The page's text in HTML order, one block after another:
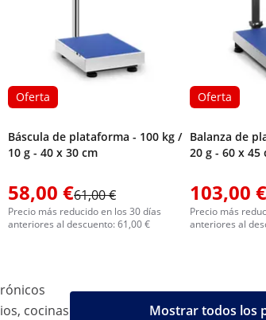
Oferta
Báscula de plataforma - 100 kg /
10 g - 40 x 30 cm
58,00 €61,00 €
Precio más reducido en los 30 días
anteriores al descuento: 61,00 €
Oferta
Balanza de
20 g - 60 x 45
103,00 €
Precio más
anteriores al
cocinas
Mostrar todos los